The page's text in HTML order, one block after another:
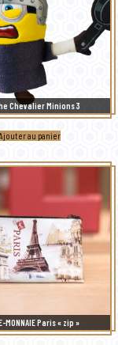
Chevalier Minions 3
au panier
MONNAIE Paris « zip »